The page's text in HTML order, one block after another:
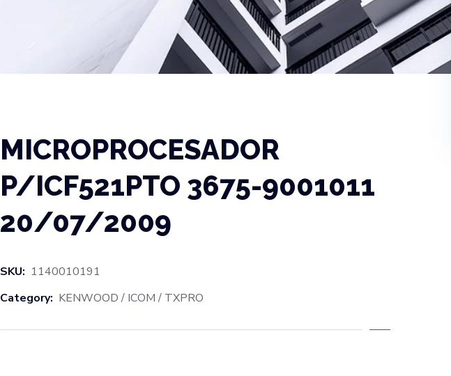
MICROPROCESADOR
P/ICF521PTO 3675-9001011
20/07/2009
SKU: 1140010191
Category: KENWOOD / ICOM / TXPRO